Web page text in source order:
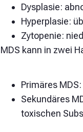
Dysplasie:
Hyperplasie:
Zytopenie:
MDS kann in zwei
Primäres
Sekundäres
toxischen